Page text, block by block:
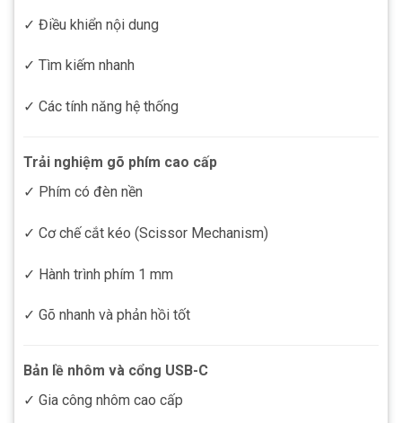
✓ Điều khiển nội dung
✓ Tìm kiếm nhanh
✓ Các tính năng hệ thống
Trải nghiệm gõ phím cao cấp
✓ Phím có đèn nền
✓ Cơ chế cắt kéo (Scissor Mechanism)
✓ Hành trình phím 1 mm
✓ Gõ nhanh và phản hồi tốt
Bản lề nhôm và cổng USB-C
✓ Gia công nhôm cao cấp